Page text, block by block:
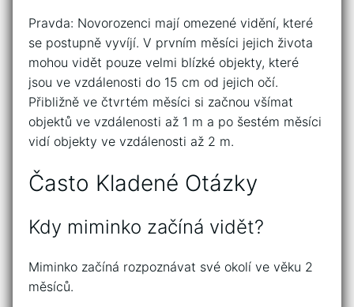
Pravda: Novorozenci mají omezené vidění, které
se postupně vyvíjí. V prvním měsíci jejich života
mohou vidět pouze velmi blízké objekty, které
jsou ve vzdálenosti do 15 cm od jejich očí.
Přibližně ve čtvrtém měsíci si začnou všímat
objektů ve vzdálenosti až 1 m a po šestém měsíci
vidí objekty ve vzdálenosti až 2 m.
Často Kladené Otázky
Kdy miminko začíná vidět?
Miminko začíná rozpoznávat své okolí ve věku 2
měsíců.